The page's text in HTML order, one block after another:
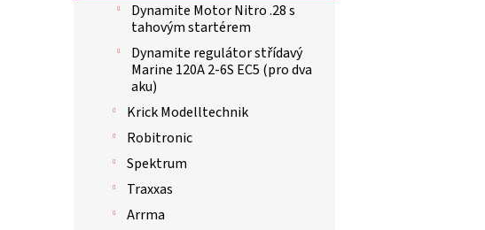
Dynamite Motor Nitro .28 s
tahovým startérem
Dynamite regulátor střídavý
Marine 120A 2-6S EC5 (pro dva
aku)
Krick Modelltechnik
Robitronic
Spektrum
Traxxas
Arrma